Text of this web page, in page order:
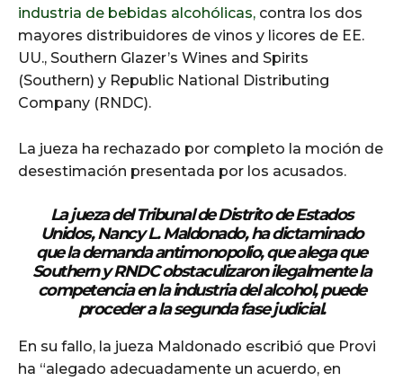
industria de bebidas alcohólicas, contra los dos
mayores distribuidores de vinos y licores de EE.
UU., Southern Glazer’s Wines and Spirits
(Southern) y Republic National Distributing
Company (RNDC).
La jueza ha rechazado por completo la moción de
desestimación presentada por los acusados.
La jueza del Tribunal de Distrito de Estados
Unidos, Nancy L. Maldonado, ha dictaminado
que la demanda antimonopolio, que alega que
Southern y RNDC obstaculizaron ilegalmente la
competencia en la industria del alcohol, puede
proceder a la segunda fase judicial.
En su fallo, la jueza Maldonado escribió que Provi
ha “alegado adecuadamente un acuerdo, en